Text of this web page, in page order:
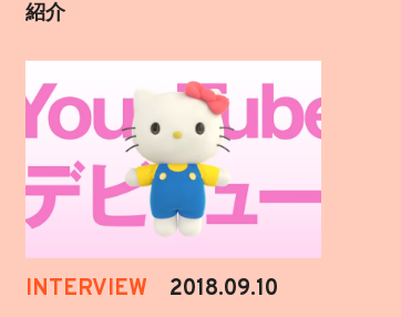
紹介
INTERVIEW 2018.09.10